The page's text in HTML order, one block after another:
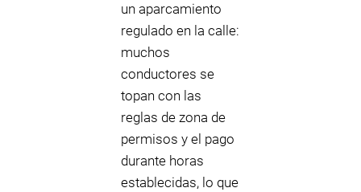
un aparcamiento
regulado en la calle:
muchos
conductores se
topan con las
reglas de zona de
permisos y el pago
durante horas
establecidas, lo que